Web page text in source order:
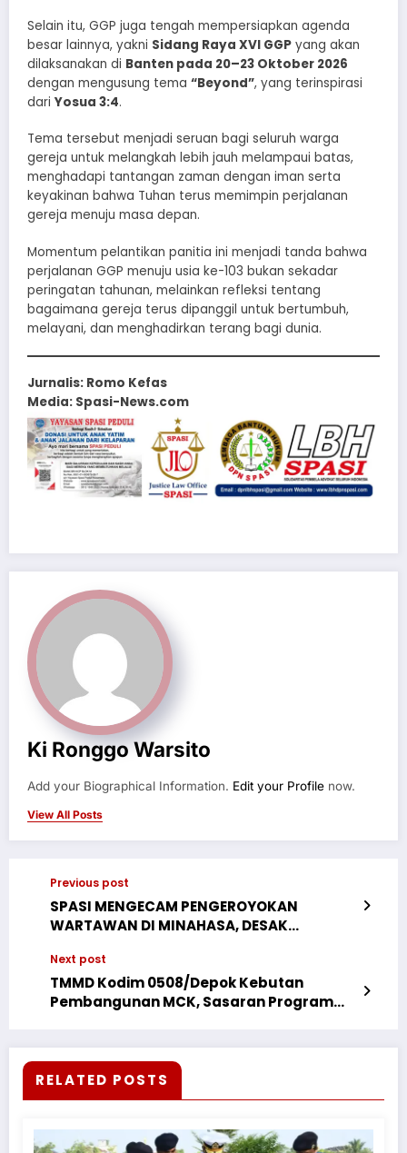
Selain itu, GGP juga tengah mempersiapkan agenda
besar lainnya, yakni Sidang Raya XVI GGP yang akan
dilaksanakan di Banten pada 20–23 Oktober 2026
dengan mengusung tema “Beyond”, yang terinspirasi
dari Yosua 3:4.
Tema tersebut menjadi seruan bagi seluruh warga
gereja untuk melangkah lebih jauh melampaui batas,
menghadapi tantangan zaman dengan iman serta
keyakinan bahwa Tuhan terus memimpin perjalanan
gereja menuju masa depan.
Momentum pelantikan panitia ini menjadi tanda bahwa
perjalanan GGP menuju usia ke-103 bukan sekadar
peringatan tahunan, melainkan refleksi tentang
bagaimana gereja terus dipanggil untuk bertumbuh,
melayani, dan menghadirkan terang bagi dunia.
Jurnalis: Romo Kefas
Media: Spasi-News.com
Ki Ronggo Warsito
Add your Biographical Information. Edit your Profile now.
View All Posts
Previous post
SPASI MENGECAM PENGEROYOKAN
WARTAWAN DI MINAHASA, DESAK
Next post
TMMD Kodim 0508/Depok Kebutan
Pembangunan MCK, Sasaran Program
RELATED POSTS